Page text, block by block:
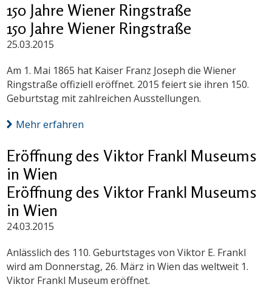
150 Jahre Wiener Ringstraße
150 Jahre Wiener Ringstraße
25.03.2015
Am 1. Mai 1865 hat Kaiser Franz Joseph die Wiener
Ringstraße offiziell eröffnet. 2015 feiert sie ihren 150.
Geburtstag mit zahlreichen Ausstellungen.
Mehr erfahren
Eröffnung des Viktor Frankl Museums
in Wien
Eröffnung des Viktor Frankl Museums
in Wien
24.03.2015
Anlässlich des 110. Geburtstages von Viktor E. Frankl
wird am Donnerstag, 26. März in Wien das weltweit 1.
Viktor Frankl Museum eröffnet.